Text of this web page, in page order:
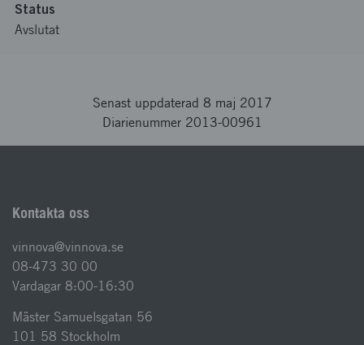
Status
Avslutat
Senast uppdaterad 8 maj 2017
Diarienummer 2013-00961
Kontakta oss
vinnova@vinnova.se
08-473 30 00
Vardagar 8:00-16:30
Mäster Samuelsgatan 56
101 58 Stockholm